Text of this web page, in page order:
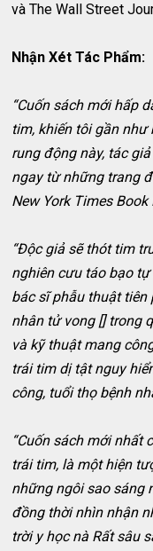
và The Wall Street
Nhận Xét Tác Phẩm:
“Cuốn sách mới hấp
tim, khiến tôi gần
rung động này, tác
ngay từ những trang
New York Times Book
“Độc giả sẽ thót tim
nghiên cưu táo bạo
bác sĩ phẫu thuật tiên
nhân tử vong [] trong
và kỹ thuật mang
trái tim dị tật nguy
công, tuổi thọ bệnh
“Cuốn sách mới nhất
trái tim, là một hiện
những ngôi sao sáng
đồng thời nhìn nhận
trời y học nà Rất sâu